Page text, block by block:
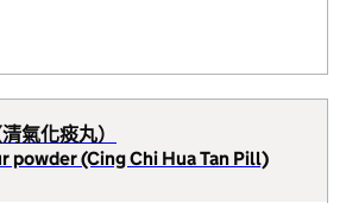
氣化痰丸）
powder (Cing Chi Hua Tan Pill)